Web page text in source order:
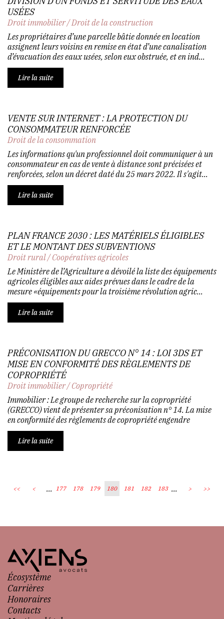
USÉES
Droit immobilier/Droit de la construction
Les propriétaires d’une parcelle bâtie donnée en location
assignent leurs voisins en remise en état d’une canalisation
d’évacuation des eaux usées, selon eux obstruée, et en ind...
Lire la suite
VENTE SUR INTERNET : LA PROTECTION DU
CONSOMMATEUR RENFORCÉE
Droit de la consommation
Les informations qu'un professionnel doit communiquer à un
consommateur en cas de vente à distance sont précisées et
renforcées, selon un décret daté du 25 mars 2022. Il s'agit...
Lire la suite
PLAN FRANCE 2030 : LES MATÉRIELS ÉLIGIBLES
ET LE MONTANT DES SUBVENTIONS
Droit rural/Coopératives agricoles
Le Ministère de l’Agriculture a dévoilé la liste des équipements
agricoles éligibles aux aides prévues dans le cadre de la
mesure «équipements pour la troisième révolution agric...
Lire la suite
PRÉCONISATION DU GRECCO N° 14 : LOI 3DS ET
MISE EN CONFORMITÉ DES RÈGLEMENTS DE
COPROPRIÉTÉ
Droit immobilier/Copropriété
Immobilier : Le groupe de recherche sur la copropriété
(GRECCO) vient de présenter sa préconisation n° 14. La mise
en conformité des règlements de copropriété engendre
Lire la suite
<< < ... 177 178 179 180 181 182 183 ... > >>
Écosystème
Carrières
Honoraires
Contacts